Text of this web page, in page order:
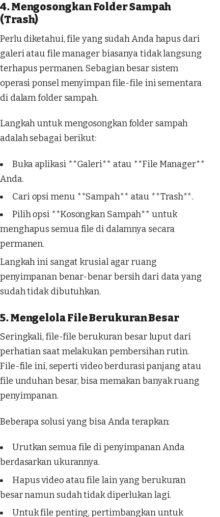
4. Mengosongkan Folder Sampah
(Trash)
Perlu diketahui, file yang sudah Anda hapus dari
galeri atau file manager biasanya tidak langsung
terhapus permanen. Sebagian besar sistem
operasi ponsel menyimpan file-file ini sementara
di dalam folder sampah.
Langkah untuk mengosongkan folder sampah
adalah sebagai berikut:
Buka aplikasi **Galeri** atau **File Manager**
Anda.
Cari opsi menu **Sampah** atau **Trash**.
Pilih opsi **Kosongkan Sampah** untuk
menghapus semua file di dalamnya secara
permanen.
Langkah ini sangat krusial agar ruang
penyimpanan benar-benar bersih dari data yang
sudah tidak dibutuhkan.
5. Mengelola File Berukuran Besar
Seringkali, file-file berukuran besar luput dari
perhatian saat melakukan pembersihan rutin.
File-file ini, seperti video berdurasi panjang atau
file unduhan besar, bisa memakan banyak ruang
penyimpanan.
Beberapa solusi yang bisa Anda terapkan:
Urutkan semua file di penyimpanan Anda
berdasarkan ukurannya.
Hapus video atau file lain yang berukuran
besar namun sudah tidak diperlukan lagi.
Untuk file penting, pertimbangkan untuk